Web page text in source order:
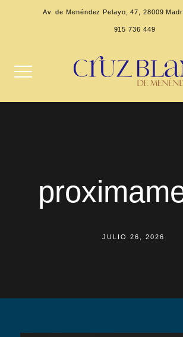
Av. de Menéndez Pelayo, 47, 28009
915 736 449
JULIO 26, 2026